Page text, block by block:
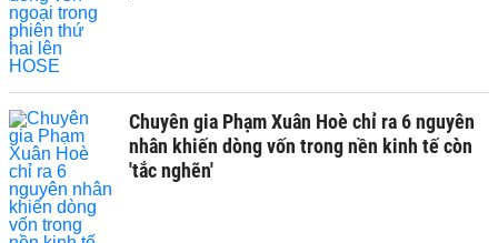
Chuyên gia Phạm Xuân Hoè chỉ ra 6 nguyên
nhân khiến dòng vốn trong nền kinh tế còn
'tắc nghẽn'